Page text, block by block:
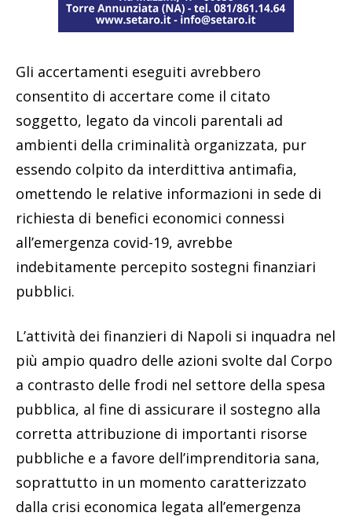
Gli accertamenti eseguiti avrebbero
consentito di accertare come il citato
soggetto, legato da vincoli parentali ad
ambienti della criminalità organizzata, pur
essendo colpito da interdittiva antimafia,
omettendo le relative informazioni in sede di
richiesta di benefici economici connessi
all’emergenza covid-19, avrebbe
indebitamente percepito sostegni finanziari
pubblici.
L’attività dei finanzieri di Napoli si inquadra nel
più ampio quadro delle azioni svolte dal Corpo
a contrasto delle frodi nel settore della spesa
pubblica, al fine di assicurare il sostegno alla
corretta attribuzione di importanti risorse
pubbliche e a favore dell’imprenditoria sana,
soprattutto in un momento caratterizzato
dalla crisi economica legata all’emergenza